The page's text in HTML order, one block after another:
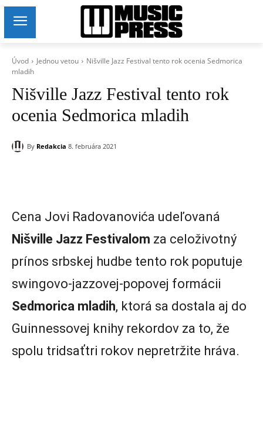
Úvod Jednou vetou
Nišville Jazz Festival tento rok ocenia Sedmorica
mladih
Nišville Jazz Festival tento rok
ocenia Sedmorica mladih
By Redakcia 8. februára 2021
Cena Jovi Radovanovića udeľovaná
Nišville Jazz Festivalom za celoživotný
prínos srbskej hudbe tento rok poputuje
swingovo-jazzovej-popovej formácii
Sedmorica mladih, ktorá sa dostala aj do
Guinnessovej knihy rekordov za to, že
spolu tridsaťtri rokov nepretržite hráva.